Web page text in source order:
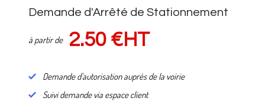
Demande d'Arrêté de Stationnement
à partir de 2.50 €HT
Demande d'autorisation auprès de la voirie
Suivi demande via espace client